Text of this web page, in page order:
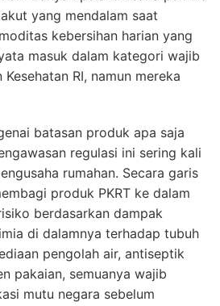
yang mendalam saat
kebersihan harian yang
masuk dalam kategori wajib
RI, namun mereka
batasan produk apa saja
regulasi ini sering kali
rumahan. Secara garis
produk PKRT ke dalam
berdasarkan dampak
di dalamnya terhadap tubuh
pengolah air, antiseptik
pakaian, semuanya wajib
mutu negara sebelum